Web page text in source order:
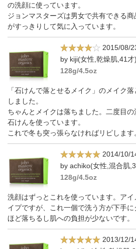
の洗顔に使っています。
ジョンマスターズは男女で共有できる
がすっきりして気に入っています。
2015/08/
by kiji(女性,乾燥肌,41才)
128g/4.5oz
「石けんで落とせるメイク」のメイク
しました。
ちゃんとメイクは落ちました。二度目
石けんを使っています。
これで冬も突っ張らなければリピします
2014/10/
by achiko(女性,混合肌
128g/4.5oz
洗顔はずっとこれを使っています。ア
イプですが、これ一個で洗う方が下手
ほど落ちるし肌への負担が少ないです。
2013/12/